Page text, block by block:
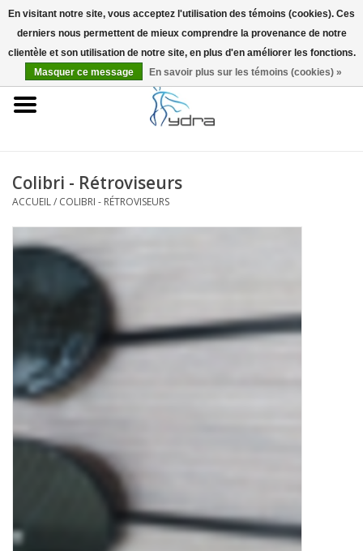
EUR
Accueil
Accessoires
Colibri - Rétroviseurs
ACCUEIL/ COLIBRI - RÉTROVISEURS
En visitant notre site, vous acceptez l'utilisation des témoins (cookies). Ces
derniers nous permettent de mieux comprendre la provenance de notre
clientèle et son utilisation de notre site, en plus d'en améliorer les fonctions.
Masquer ce message
En savoir plus sur les témoins (cookies) »